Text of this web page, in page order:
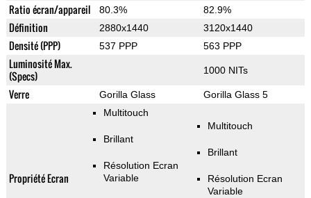
Ratio écran/appareil 80.3% 82.9%
Définition 2880x1440 3120x1440
Densité (PPP) 537 PPP 563 PPP
Luminosité Max.
(Specs)
1000 NITs
Verre Gorilla Glass Gorilla Glass 5
Propriété Ecran
Multitouch
Brillant
Résolution Ecran
Variable
Multitouch
Brillant
Résolution Ecran
Variable